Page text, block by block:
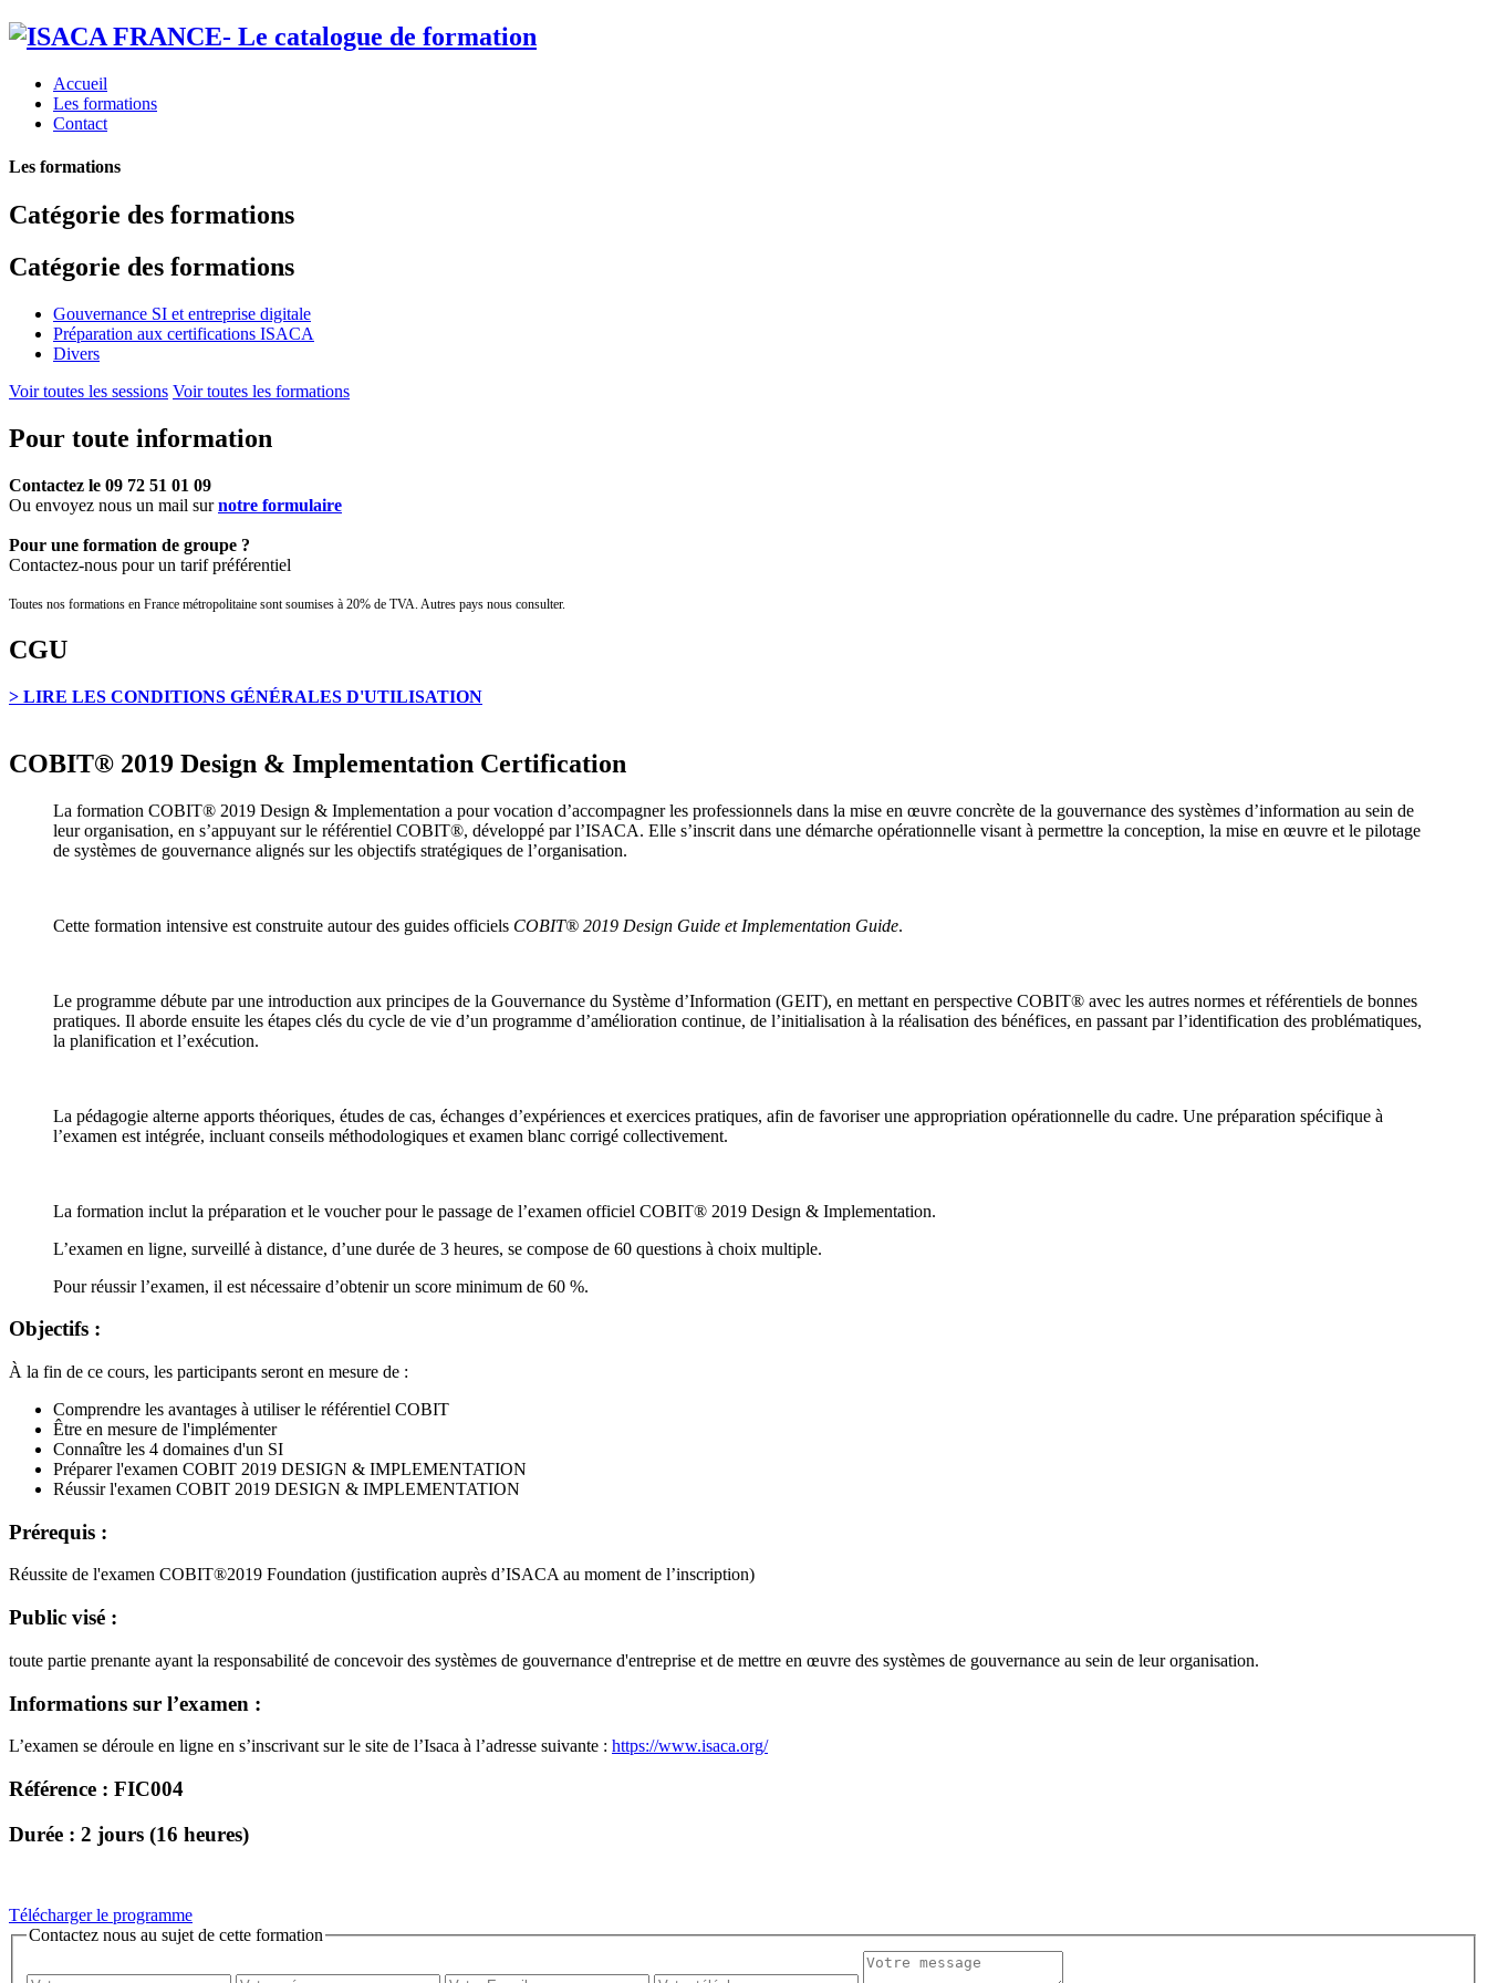
Accueil
Les formations
Contact
Les formations
Catégorie des formations
Catégorie des formations
Gouvernance SI et entreprise digitale
Préparation aux certifications ISACA
Divers
Voir toutes les sessions Voir toutes les formations
Pour toute information
Contactez le 09 72 51 01 09
Ou envoyez nous un mail surnotre formulaire
Pour une formation de groupe ?
Contactez-nous pour un tarif préférentiel
Toutes nos formations en France métropolitaine sont soumises à 20% de TVA. Autres pays nous consulter.
CGU
> LIRE LES CONDITIONS GÉNÉRALES D'UTILISATION
COBIT® 2019 Design & Implementation Certification
La formation COBIT® 2019 Design & Implementation a pour vocation d’accompagner les professionnels dans la mise en œuvre concrète de la gouvernance des systèmes d’information au sein de
leur organisation, en s’appuyant sur le référentiel COBIT®, développé par l’ISACA. Elle s’inscrit dans une démarche opérationnelle visant à permettre la conception, la mise en œuvre et le pilotage
de systèmes de gouvernance alignés sur les objectifs stratégiques de l’organisation.
Cette formation intensive est construite autour des guides officiels COBIT® 2019 Design Guide et Implementation Guide.
Le programme débute par une introduction aux principes de la Gouvernance du Système d’Information (GEIT), en mettant en perspective COBIT® avec les autres normes et référentiels de bonnes
pratiques. Il aborde ensuite les étapes clés du cycle de vie d’un programme d’amélioration continue, de l’initialisation à la réalisation des bénéfices, en passant par l’identification des problématiques,
la planification et l’exécution.
La pédagogie alterne apports théoriques, études de cas, échanges d’expériences et exercices pratiques, afin de favoriser une appropriation opérationnelle du cadre. Une préparation spécifique à
l’examen est intégrée, incluant conseils méthodologiques et examen blanc corrigé collectivement.
La formation inclut la préparation et le voucher pour le passage de l’examen officiel COBIT® 2019 Design & Implementation.
L’examen en ligne, surveillé à distance, d’une durée de 3 heures, se compose de 60 questions à choix multiple.
Pour réussir l’examen, il est nécessaire d’obtenir un score minimum de 60 %.
Objectifs :
À la fin de ce cours, les participants seront en mesure de :
Comprendre les avantages à utiliser le référentiel COBIT
Être en mesure de l'implémenter
Connaître les 4 domaines d'un SI
Préparer l'examen COBIT 2019 DESIGN & IMPLEMENTATION
Réussir l'examen COBIT 2019 DESIGN & IMPLEMENTATION
Prérequis :
Réussite de l'examen COBIT®2019 Foundation (justification auprès d’ISACA au moment de l’inscription)
Public visé :
toute partie prenante ayant la responsabilité de concevoir des systèmes de gouvernance d'entreprise et de mettre en œuvre des systèmes de gouvernance au sein de leur organisation.
Informations sur l’examen :
L’examen se déroule en ligne en s’inscrivant sur le site de l’Isaca à l’adresse suivante : https://www.isaca.org/
Référence : FIC004
Durée : 2 jours (16 heures)
Télécharger le programme
Contactez nous au sujet de cette formation